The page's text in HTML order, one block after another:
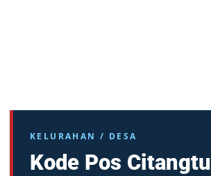
KELURAHAN / DESA
Kode Pos Citangtu